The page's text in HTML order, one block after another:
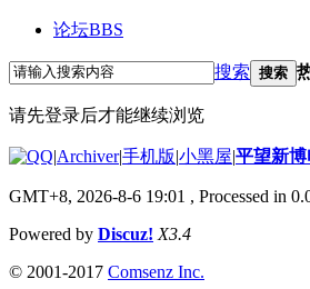
论坛BBS
搜索 搜索
请先登录后才能继续浏览
|Archiver|手机版|小黑屋|平望新
GMT+8, 2026-8-6 19:01 , Processed in
Powered by Discuz! X3.4
© 2001-2017 Comsenz Inc.